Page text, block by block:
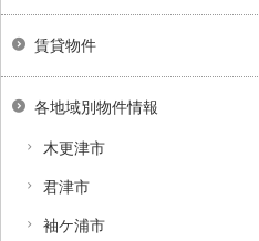
賃貸物件
各地域別物件情報
木更津市
君津市
袖ケ浦市